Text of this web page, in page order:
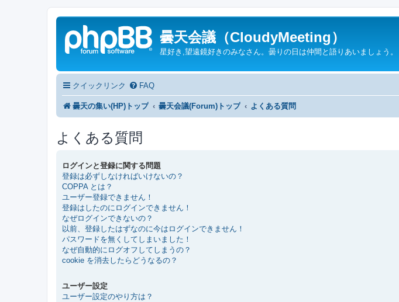
曇天会議（CloudyMeeting）
星好き,望遠鏡好きのみなさん。曇りの日は仲間と語りあいましょう。
クイックリンク FAQ
曇天の集い(HP)トップ 曇天会議(Forum)トップ よくある質問
よくある質問
ログインと登録に関する問題
登録は必ずしなければいけないの？
COPPA とは？
ユーザー登録できません！
登録はしたのにログインできません！
なぜログインできないの？
以前、登録したはずなのに今はログインできません！
パスワードを無くしてしまいました！
なぜ自動的にログオフしてしまうの？
cookie を消去したらどうなるの？
ユーザー設定
ユーザー設定のやり方は？